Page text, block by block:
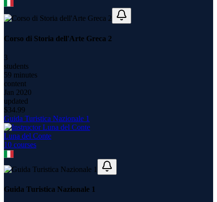
Corso di Storia dell'Arte Greca 2
3
students
59 minutes
content
Jan 2020
updated
$34.99
Guida Turistica Nazionale 1
Luna del Conte
10 courses
Guida Turistica Nazionale 1